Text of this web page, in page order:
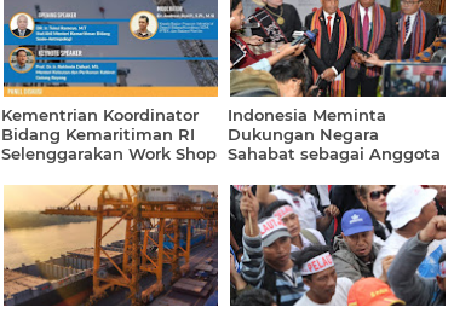
Kementrian Koordinator
Bidang Kemaritiman RI
Selenggarakan Work Shop
Kemaritiman Tahun 2020
- 2024
Indonesia Meminta
Dukungan Negara
Sahabat sebagai Anggota